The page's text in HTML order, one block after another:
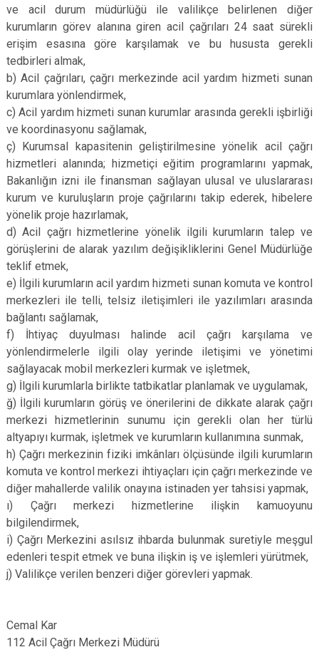
ve acil durum müdürlüğü ile valilikçe belirlenen diğer
kurumların görev alanına giren acil çağrıları 24 saat sürekli
erişim esasına göre karşılamak ve bu hususta gerekli
tedbirleri almak,
b) Acil çağrıları, çağrı merkezinde acil yardım hizmeti sunan
kurumlara yönlendirmek,
c) Acil yardım hizmeti sunan kurumlar arasında gerekli işbirliği
ve koordinasyonu sağlamak,
ç) Kurumsal kapasitenin geliştirilmesine yönelik acil çağrı
hizmetleri alanında; hizmetiçi eğitim programlarını yapmak,
Bakanlığın izni ile finansman sağlayan ulusal ve uluslararası
kurum ve kuruluşların proje çağrılarını takip ederek, hibelere
yönelik proje hazırlamak,
d) Acil çağrı hizmetlerine yönelik ilgili kurumların talep ve
görüşlerini de alarak yazılım değişikliklerini Genel Müdürlüğe
teklif etmek,
e) İlgili kurumların acil yardım hizmeti sunan komuta ve kontrol
merkezleri ile telli, telsiz iletişimleri ile yazılımları arasında
bağlantı sağlamak,
f) İhtiyaç duyulması halinde acil çağrı karşılama ve
yönlendirmelerle ilgili olay yerinde iletişimi ve yönetimi
sağlayacak mobil merkezleri kurmak ve işletmek,
g) İlgili kurumlarla birlikte tatbikatlar planlamak ve uygulamak,
ğ) İlgili kurumların görüş ve önerilerini de dikkate alarak çağrı
merkezi hizmetlerinin sunumu için gerekli olan her türlü
altyapıyı kurmak, işletmek ve kurumların kullanımına sunmak,
h) Çağrı merkezinin fiziki imkânları ölçüsünde ilgili kurumların
komuta ve kontrol merkezi ihtiyaçları için çağrı merkezinde ve
diğer mahallerde valilik onayına istinaden yer tahsisi yapmak,
ı) Çağrı merkezi hizmetlerine ilişkin kamuoyunu
bilgilendirmek,
i) Çağrı Merkezini asılsız ihbarda bulunmak suretiyle meşgul
edenleri tespit etmek ve buna ilişkin iş ve işlemleri yürütmek,
j) Valilikçe verilen benzeri diğer görevleri yapmak.
Cemal Kar
112 Acil Çağrı Merkezi Müdürü